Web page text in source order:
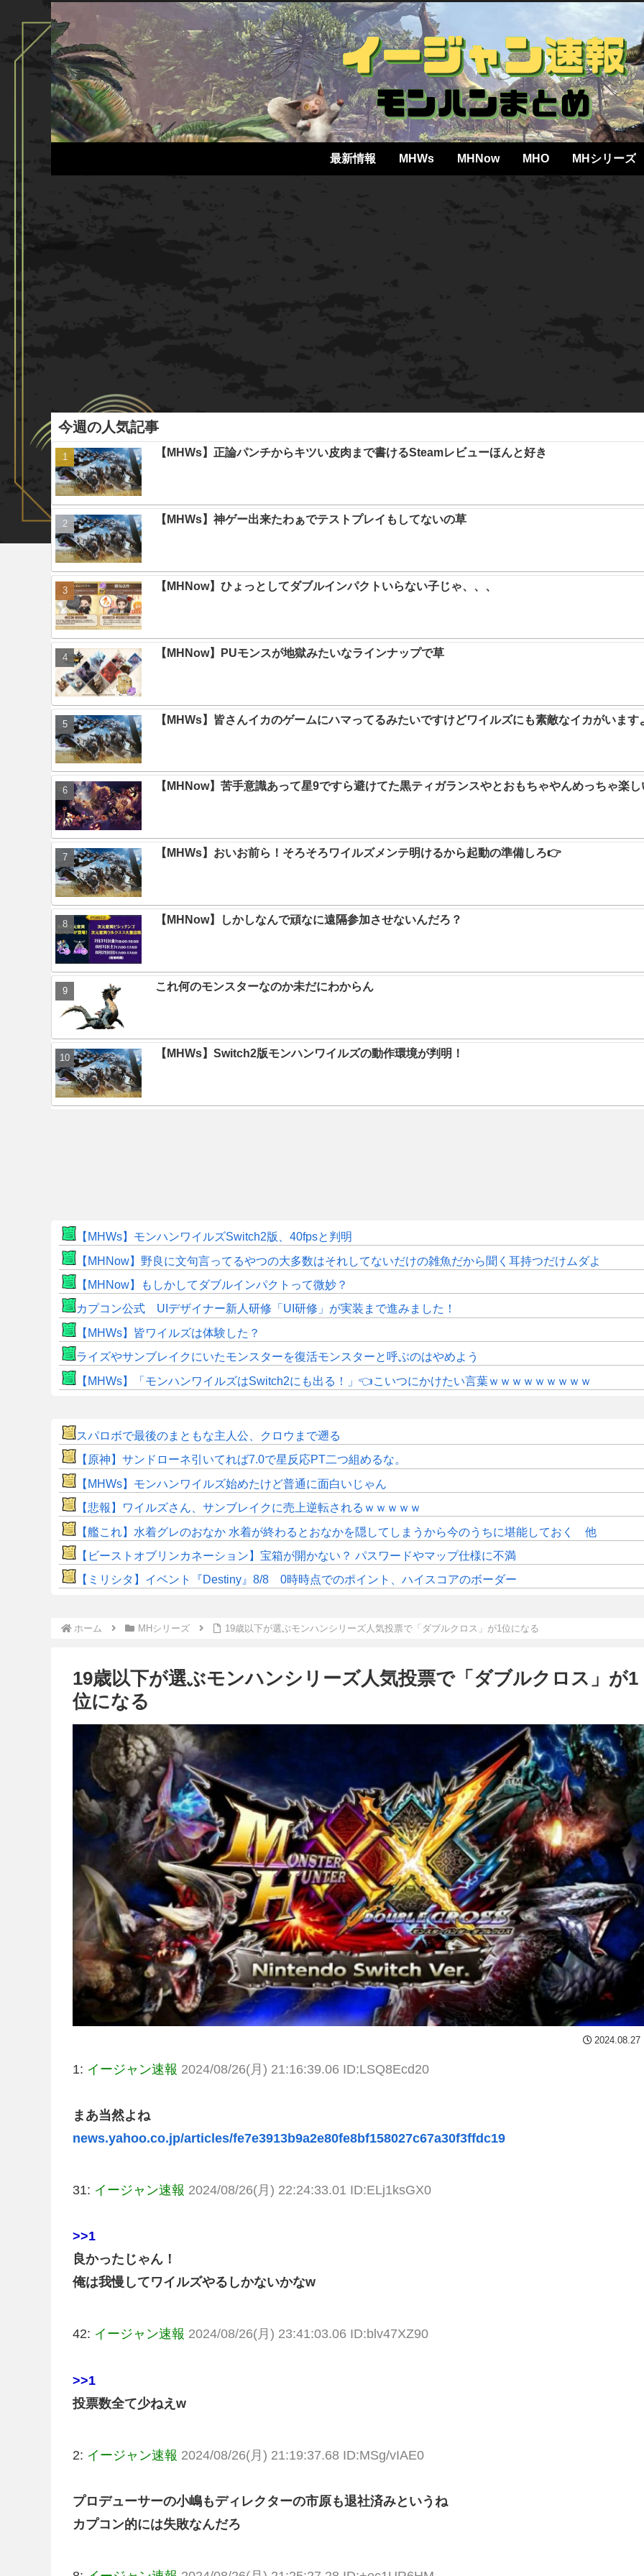
最新情報 MHWs MHNow MHO MHシリーズ
今週の人気記事
【MHWs】正論パンチからキツい皮肉まで書けるSteamレビューほんと好き
【MHWs】神ゲー出来たわぁでテストプレイもしてないの草
【MHNow】ひょっとしてダブルインパクトいらない子じゃ、、、
【MHNow】PUモンスが地獄みたいなラインナップで草
【MHWs】皆さんイカのゲームにハマってるみたいですけどワイルズにも素敵なイカがいます
【MHNow】苦手意識あって星9ですら避けてた黒ティガランスやとおもちゃやんめっちゃ楽し
【MHWs】おいお前ら！そろそろワイルズメンテ明けるから起動の準備しろ👉
【MHNow】しかしなんで頑なに遠隔参加させないんだろ？
これ何のモンスターなのか未だにわからん
【MHWs】Switch2版モンハンワイルズの動作環境が判明！
【MHWs】モンハンワイルズSwitch2版、40fpsと判明
【MHNow】野良に文句言ってるやつの大多数はそれしてないだけの雑魚だから聞く耳持つだけムダよ
【MHNow】もしかしてダブルインパクトって微妙？
カプコン公式 UIデザイナー新人研修「UI研修」が実装まで進みました！
【MHWs】皆ワイルズは体験した？
ライズやサンブレイクにいたモンスターを復活モンスターと呼ぶのはやめよう
【MHWs】「モンハンワイルズはSwitch2にも出る！」👈こいつにかけたい言葉ｗｗｗｗｗｗｗｗｗ
スパロボで最後のまともな主人公、クロウまで遡る
【原神】サンドローネ引いてれば7.0で星反応PT二つ組めるな。
【MHWs】モンハンワイルズ始めたけど普通に面白いじゃん
【悲報】ワイルズさん、サンブレイクに売上逆転されるｗｗｗｗｗ
【艦これ】水着グレのおなか 水着が終わるとおなかを隠してしまうから今のうちに堪能しておく 他
【ビーストオブリンカネーション】宝箱が開かない？ パスワードやマップ仕様に不満
【ミリシタ】イベント『Destiny』8/8 0時時点でのポイント、ハイスコアのボーダー
ホーム MHシリーズ 19歳以下が選ぶモンハンシリーズ人気投票で「ダブルクロス」が1位になる
19歳以下が選ぶモンハンシリーズ人気投票で「ダブルクロス」が1
位になる
2024.08.27
1: イージャン速報 2024/08/26(月) 21:16:39.06 ID:LSQ8Ecd20
まあ当然よね
news.yahoo.co.jp/articles/fe7e3913b9a2e80fe8bf158027c67a30f3ffdc19
31: イージャン速報 2024/08/26(月) 22:24:33.01 ID:ELj1ksGX0
>>1
良かったじゃん！
俺は我慢してワイルズやるしかないかなw
42: イージャン速報 2024/08/26(月) 23:41:03.06 ID:blv47XZ90
>>1
投票数全て少ねえw
2: イージャン速報 2024/08/26(月) 21:19:37.68 ID:MSg/vIAE0
プロデューサーの小嶋もディレクターの市原も退社済みというね
カプコン的には失敗なんだろ